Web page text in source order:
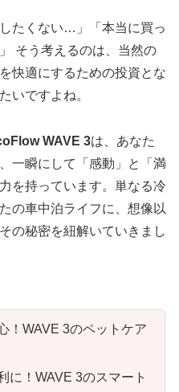
たくない…」「本当に買っ
そう考えるのは、当然の
快適にするための投資とな
いですよね。
WAVE 3は、あなた
一瞬にして「感動」と「満
を持っています。単なる冷
の車中泊ライフに、想像以
の秘密を紐解いていきまし
！WAVE 3のペットケア
に！WAVE 3のスマート